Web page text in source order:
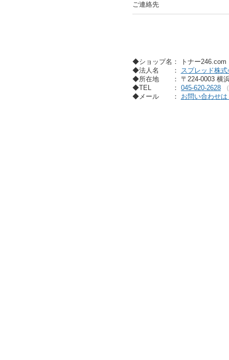
ご連絡先
◆ショップ名： トナー
◆法人名
：
スプレッド株式
◆所在地
： 〒224-0003 横
◆TEL
： 045-620-2628
（
◆メール
： お問い合わせ